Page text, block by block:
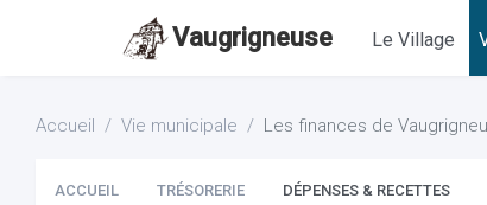
Vaugrigneuse Le Village
Accueil Vie municipale Les finances de
ACCUEIL TRÉSORERIE DÉPENSES & RECETTES